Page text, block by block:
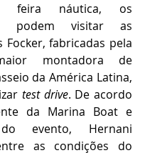
feira náutica, os
podem visitar as
Focker, fabricadas pela
montadora de
da América Latina,
test drive. De acordo
da Marina Boat e
evento, Hernani
as condições do